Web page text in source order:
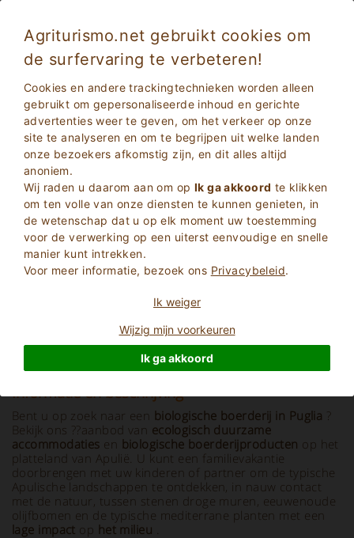
Agriturismo.net gebruikt cookies om
de surfervaring te verbeteren!
Cookies en andere trackingtechnieken worden alleen
gebruikt om gepersonaliseerde inhoud en gerichte
advertenties weer te geven, om het verkeer op onze
site te analyseren en om te begrijpen uit welke landen
onze bezoekers afkomstig zijn, en dit alles altijd
anoniem.
Wij raden u daarom aan om op Ik ga akkoord te klikken
om ten volle van onze diensten te kunnen genieten, in
de wetenschap dat u op elk moment uw toestemming
voor de verwerking op een uiterst eenvoudige en snelle
manier kunt intrekken.
Voor meer informatie, bezoek ons Privacybeleid.
Ik weiger
Wijzig mijn voorkeuren
Ik ga akkoord
Eco-vriendelijke vakanties in Puglia op een
biologische boerderij
2Volwassenen
0Kinderen ZOEKEN
Informatie en beschrijving
Bent u op zoek naar een biologische boerderij in Puglia ?
Bekijk ons ??aanbod van ecologisch duurzame
accommodaties en biologische boerderijproducten op het
platteland van Apulië. U kunt een familievakantie
doorbrengen met uw kinderen of partner om de typische
Apulische landschappen te ontdekken, in nauw contact
met de natuur, tussen stenen droge muren, eeuwenoude
olijfbomen en de typische mediterrane planten met een
lage impact op het milieu .